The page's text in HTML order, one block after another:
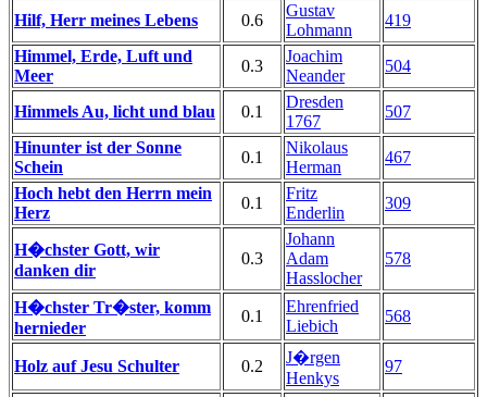
Hilf, Herr meines Lebens 0.6
Gustav
Lohmann
419
Himmel, Erde, Luft und
Meer
0.3
Joachim
Neander
504
Himmels Au, licht und blau 0.1
Dresden
1767
507
Hinunter ist der Sonne
Schein
0.1
Nikolaus
Herman
467
Hoch hebt den Herrn mein
Herz
0.1
Fritz
Enderlin
309
H�chster Gott, wir
danken dir
0.3
Johann
Adam
Hasslocher
578
H�chster Tr�ster, komm
hernieder
0.1
Ehrenfried
Liebich
568
Holz auf Jesu Schulter 0.2
J�rgen
Henkys
97